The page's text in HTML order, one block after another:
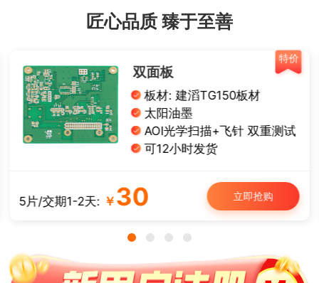
匠心品质 臻于至善
特价
双面板
板材: 建滔TG150板材
太阳油墨
AOI光学扫描+飞针 双重测试
可12小时发货
5片/交期1-2天: ￥ 30 立即抢购